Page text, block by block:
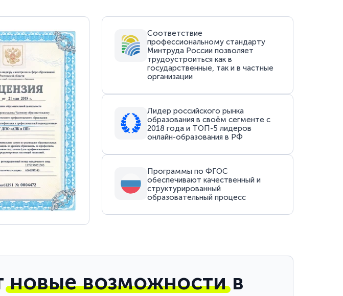
Соответствие
профессиональному стандарту
Минтруда России позволяет
трудоустроиться как в
государственные, так и в частные
организации
Лидер российского рынка
образования в своём сегменте с
2018 года и ТОП-5 лидеров
онлайн-образования в РФ
Программы по ФГОС
обеспечивают качественный и
структурированный
образовательный процесс
новые возможностив